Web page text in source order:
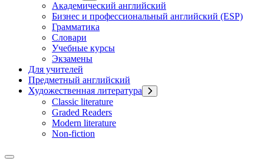
Академический английский
Бизнес и профессиональный английский (ESP)
Грамматика
Словари
Учебные курсы
Экзамены
Для учителей
Предметный английский
Художественная литература
Classic literature
Graded Readers
Modern literature
Non-fiction